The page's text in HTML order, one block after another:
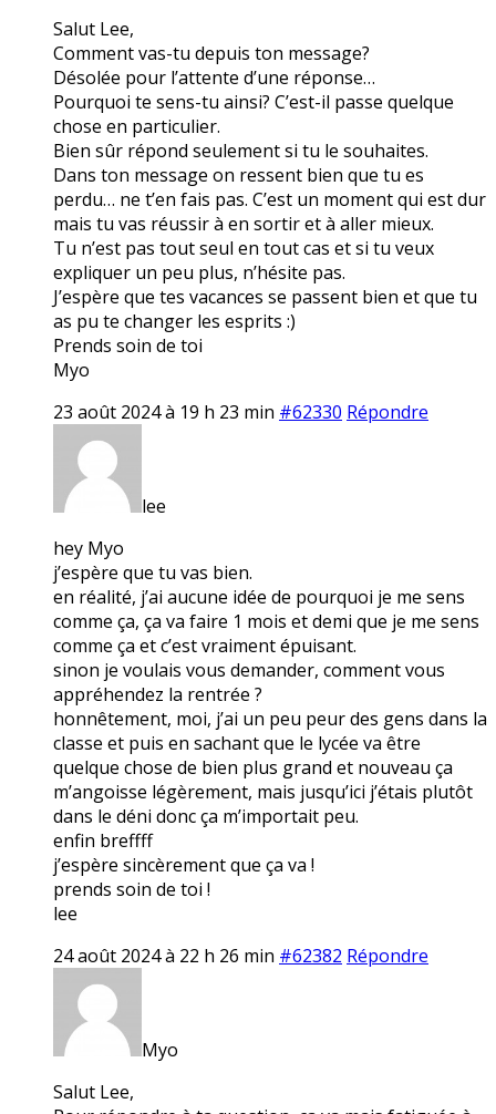
Salut Lee,
Comment vas-tu depuis ton message?
Désolée pour l’attente d’une réponse…
Pourquoi te sens-tu ainsi? C’est-il passe quelque
chose en particulier.
Bien sûr répond seulement si tu le souhaites.
Dans ton message on ressent bien que tu es
perdu… ne t’en fais pas. C’est un moment qui est dur
mais tu vas réussir à en sortir et à aller mieux.
Tu n’est pas tout seul en tout cas et si tu veux
expliquer un peu plus, n’hésite pas.
J’espère que tes vacances se passent bien et que tu
as pu te changer les esprits :)
Prends soin de toi
Myo
23 août 2024 à 19 h 23 min #62330 Répondre
lee
hey Myo
j’espère que tu vas bien.
en réalité, j’ai aucune idée de pourquoi je me sens
comme ça, ça va faire 1 mois et demi que je me sens
comme ça et c’est vraiment épuisant.
sinon je voulais vous demander, comment vous
appréhendez la rentrée ?
honnêtement, moi, j’ai un peu peur des gens dans la
classe et puis en sachant que le lycée va être
quelque chose de bien plus grand et nouveau ça
m’angoisse légèrement, mais jusqu’ici j’étais plutôt
dans le déni donc ça m’importait peu.
enfin breffff
j’espère sincèrement que ça va !
prends soin de toi !
lee
24 août 2024 à 22 h 26 min #62382 Répondre
Myo
Salut Lee,